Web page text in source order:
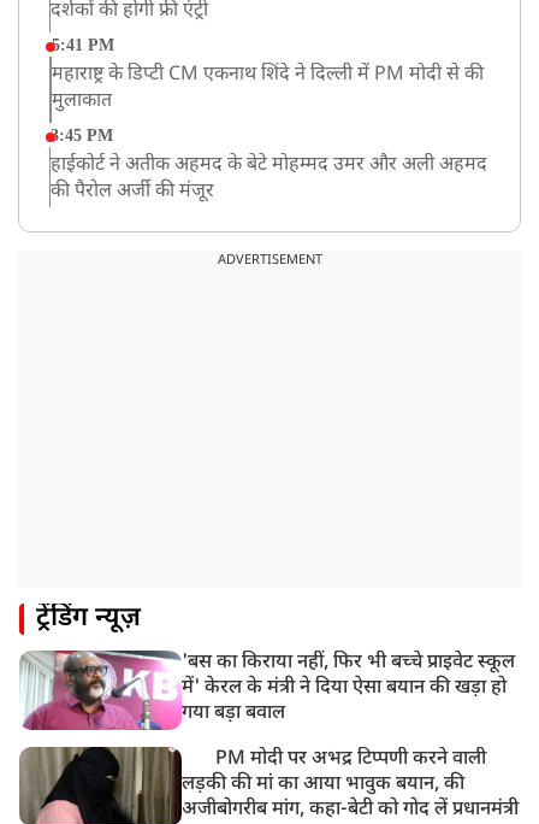
दर्शकों की होगी फ्री एंट्री
5:41 PM
महाराष्ट्र के डिप्टी CM एकनाथ शिंदे ने दिल्ली में PM मोदी से की
मुलाकात
3:45 PM
हाईकोर्ट ने अतीक अहमद के बेटे मोहम्मद उमर और अली अहमद
की पैरोल अर्जी की मंजूर
CM योगी का सपा पर हमला, कहा- वोट बैंक की राजनीति ने
UP: लखनऊ में चलती कार में लगी आग, युवक की जिंदा जलकर
ADVERTISEMENT
ट्रेंडिंग न्यूज़
'बस का किराया नहीं, फिर भी बच्चे प्राइवेट स्कूल
में' केरल के मंत्री ने दिया ऐसा बयान की खड़ा हो
गया बड़ा बवाल
PM मोदी पर अभद्र टिप्पणी करने वाली
लड़की की मां का आया भावुक बयान, की
अजीबोगरीब मांग, कहा-बेटी को गोद लें प्रधानमंत्री